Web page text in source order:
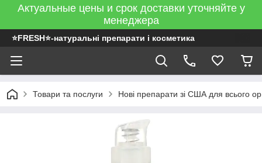
Актуальные цены и срок доставки уточняйте у
менеджера
⭐FRESH⭐-натуральні препарати і косметика
Товари та послуги Нові препарати зі США для всього